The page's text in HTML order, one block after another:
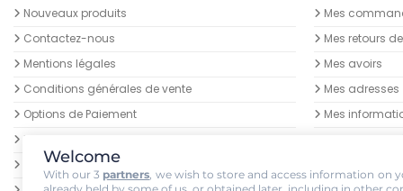
Nouveaux produits
Contactez-nous
Mentions légales
Conditions générales de vente
Options de Paiement
Lampes horticoles LEDs - Bas prix garantis
Devenez Ambassadeur Growled
Mes
Mes retours
Mes avoirs
Mes adresses
Mes
Mes bons de
Welcome
With our 3 partners, we wish to store and access information on